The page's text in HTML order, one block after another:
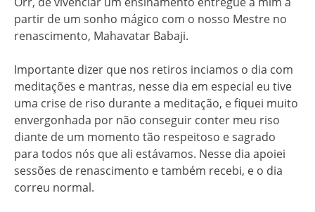
partir de um sonho mágico com o nosso Mestre no
renascimento, Mahavatar Babaji.
Importante dizer que nos retiros inciamos o dia com
meditações e mantras, nesse dia em especial eu tive
uma crise de riso durante a meditação, e fiquei muito
envergonhada por não conseguir conter meu riso
diante de um momento tão respeitoso e sagrado
para todos nós que ali estávamos. Nesse dia apoiei
sessões de renascimento e também recebi, e o dia
correu normal.